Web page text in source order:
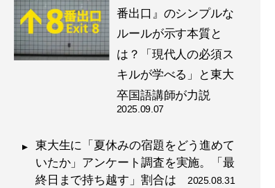
記事一覧へ
番出口』のシンプルな
ルールが示す本質と
は？「現代人の必須ス
キルが学べる」と東大
卒国語講師が力説
2025.09.07
東大生に「夏休みの宿題をどう進めて
いたか」アンケート調査を実施。「最
終日まで持ち越す」割合は2025.08.31